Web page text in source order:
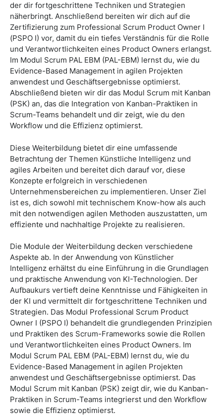
der dir fortgeschrittene Techniken und Strategien
näherbringt. Anschließend bereiten wir dich auf die
Zertifizierung zum Professional Scrum Product Owner I
(PSPO I) vor, damit du ein tiefes Verständnis für die Rolle
und Verantwortlichkeiten eines Product Owners erlangst.
Im Modul Scrum PAL EBM (PAL-EBM) lernst du, wie du
Evidence-Based Management in agilen Projekten
anwendest und Geschäftsergebnisse optimierst.
Abschließend bieten wir dir das Modul Scrum mit Kanban
(PSK) an, das die Integration von Kanban-Praktiken in
Scrum-Teams behandelt und dir zeigt, wie du den
Workflow und die Effizienz optimierst.
Diese Weiterbildung bietet dir eine umfassende
Betrachtung der Themen Künstliche Intelligenz und
agiles Arbeiten und bereitet dich darauf vor, diese
Konzepte erfolgreich in verschiedenen
Unternehmensbereichen zu implementieren. Unser Ziel
ist es, dich sowohl mit technischem Know-how als auch
mit den notwendigen agilen Methoden auszustatten, um
effiziente und nachhaltige Projekte zu realisieren.
Die Module der Weiterbildung decken verschiedene
Aspekte ab. In der Anwendung von Künstlicher
Intelligenz erhältst du eine Einführung in die Grundlagen
und praktische Anwendung von KI-Technologien. Der
Aufbaukurs vertieft deine Kenntnisse und Fähigkeiten in
der KI und vermittelt dir fortgeschrittene Techniken und
Strategien. Das Modul Professional Scrum Product
Owner I (PSPO I) behandelt die grundlegenden Prinzipien
und Praktiken des Scrum-Frameworks sowie die Rollen
und Verantwortlichkeiten eines Product Owners. Im
Modul Scrum PAL EBM (PAL-EBM) lernst du, wie du
Evidence-Based Management in agilen Projekten
anwendest und Geschäftsergebnisse optimierst. Das
Modul Scrum mit Kanban (PSK) zeigt dir, wie du Kanban-
Praktiken in Scrum-Teams integrierst und den Workflow
sowie die Effizienz optimierst.